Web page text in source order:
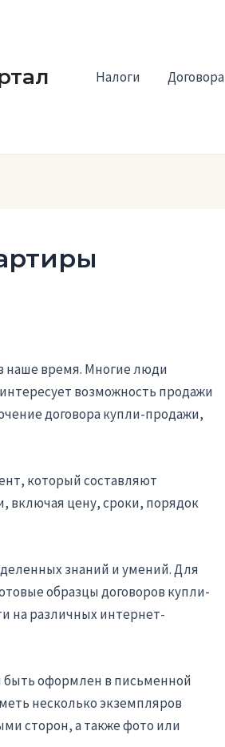
Налоги Договора
наше время. Многие люди
возможность продажи
договора купли-продажи,
который составляют
включая цену, сроки, порядок
знаний и умений. Для
образцы договоров купли-
на различных интернет-
быть оформлен в письменной
несколько экземпляров
сторон, а также фото или